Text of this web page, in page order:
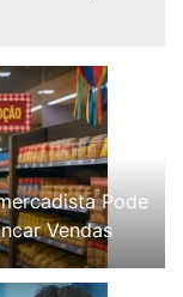
Pode
Vendas